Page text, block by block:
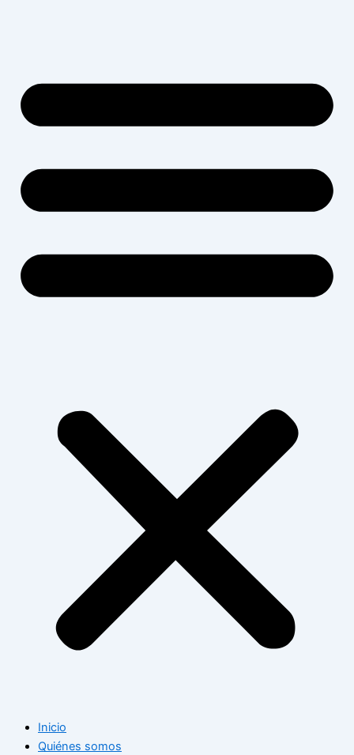
Inicio
Quiénes somos